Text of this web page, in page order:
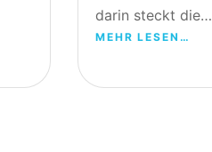
darin steckt die…
MEHR LESEN…